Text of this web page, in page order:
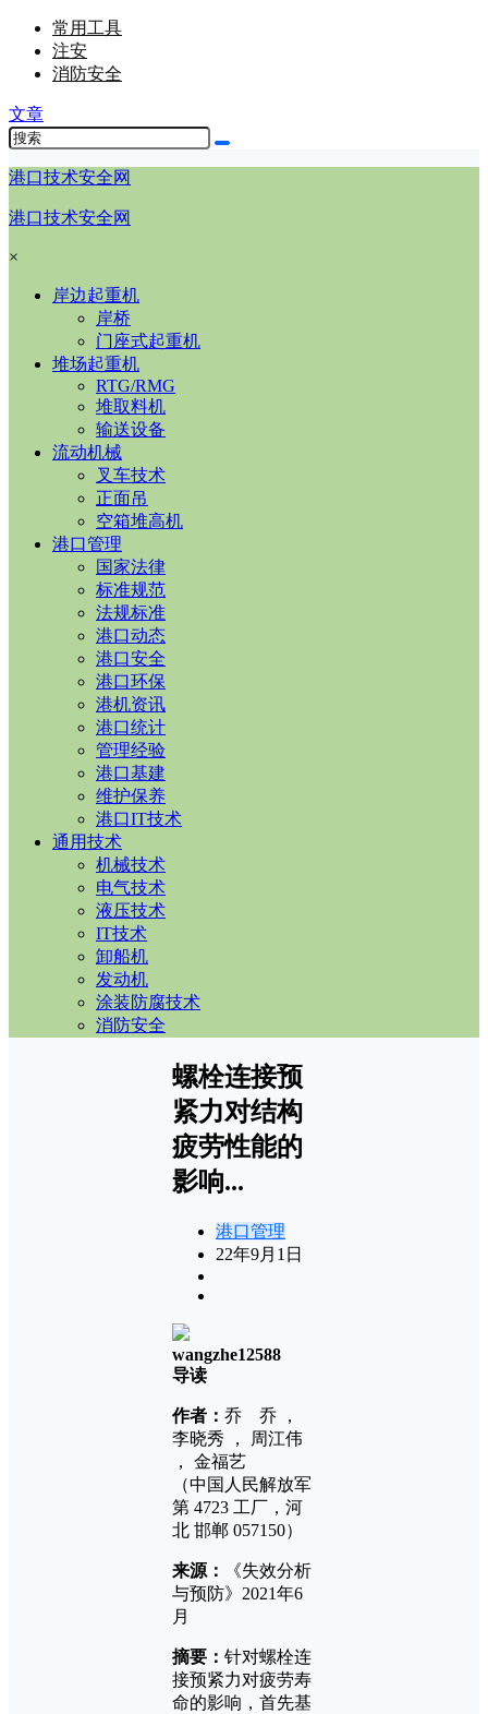
常用工具
注安
消防安全
文章
港口技术安全网
港口技术安全网
×
岸边起重机
岸桥
门座式起重机
堆场起重机
RTG/RMG
堆取料机
输送设备
流动机械
叉车技术
正面吊
空箱堆高机
港口管理
国家法律
标准规范
法规标准
港口动态
港口安全
港口环保
港机资讯
港口统计
管理经验
港口基建
维护保养
港口IT技术
通用技术
机械技术
电气技术
液压技术
IT技术
卸船机
发动机
涂装防腐技术
消防安全
螺栓连接预
紧力对结构
疲劳性能的
影响...
港口管理
22年9月1日
wangzhe12588
导读
作者： 乔 乔 ，
李晓秀 ， 周江伟
， 金福艺
（中国人民解放军
第 4723 工厂，河
北 邯郸 057150）
来源：
《失效分析
与预防》2021年6
月
摘要： 针对螺栓连
接预紧力对疲劳寿
命的影响，首先基